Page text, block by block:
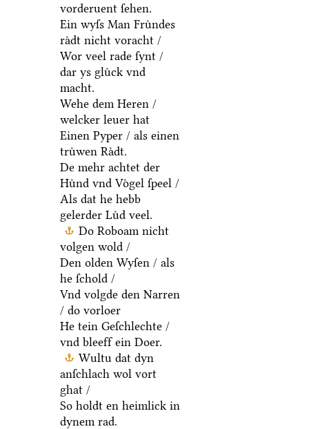
vorderuent ſehen.
Ein wyſs Man Fruͤndes
raͤdt nicht voracht /
Wor veel rade ſynt /
dar ys gluͤck vnd
macht.
Wehe dem Heren /
welcker leuer hat
Einen Pyper / als einen
truͤwen Raͤdt.
De mehr achtet der
Huͤnd vnd Voͤgel ſpeel /
Als dat he hebb
gelerder Luͤd veel.
Do Roboam nicht
volgen wold /
Den olden Wyſen / als
he ſchold /
Vnd volgde den Narren
/ do vorloer
He tein Geſchlechte /
vnd bleeff ein Doer.
Wultu dat dyn
anſchlach wol vort
ghat /
So holdt en heimlick in
dynem rad.